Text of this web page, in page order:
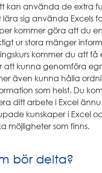
kan använda de extra
lära sig använda Excels
kommer göra att du
ur stora mänger
kommer du att
att kunna genomföra
även kunna hålla
som helst. Du
ditt arbete i Excel
kunskaper i Excel
möjligheter som finns.
bör delta?